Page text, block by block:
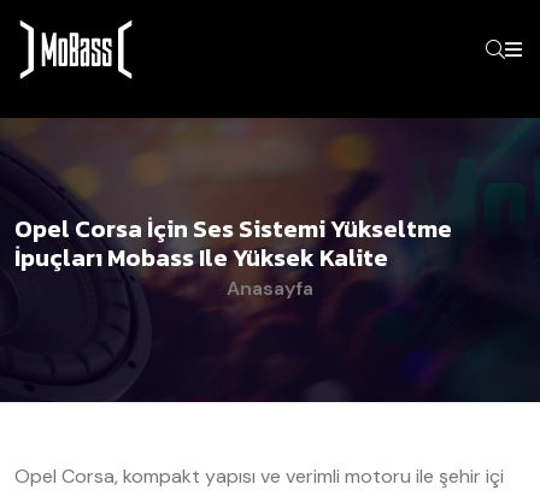
Opel Corsa İçin Ses Sistemi Yükseltme
İpuçları Mobass Ile Yüksek Kalite
Anasayfa
Opel Corsa, kompakt yapısı ve verimli motoru ile şehir içi